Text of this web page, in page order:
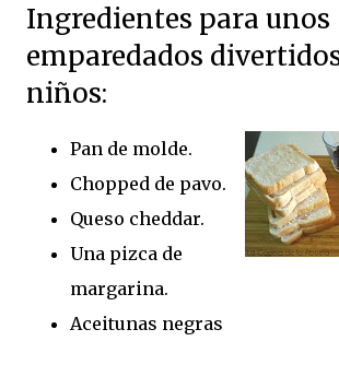
Ingredientes para unos
emparedados
niños:
Pan de molde.
Chopped de pavo.
Queso cheddar.
Una pizca de
margarina.
Aceitunas negras